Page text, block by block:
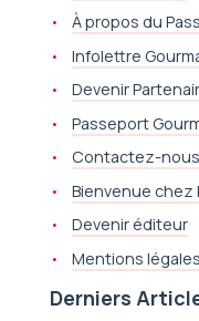
À propos du
Infolettre
Devenir
Passeport
Contactez-nous
Bienvenue chez
Devenir éditeur
Mentions légales
Derniers